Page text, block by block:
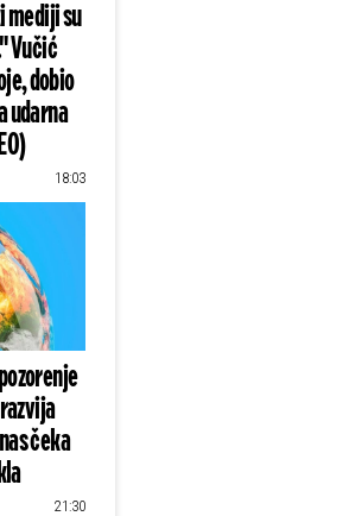
mediji su
Vučić
dobio
udarna
18:03
čeka
21:30